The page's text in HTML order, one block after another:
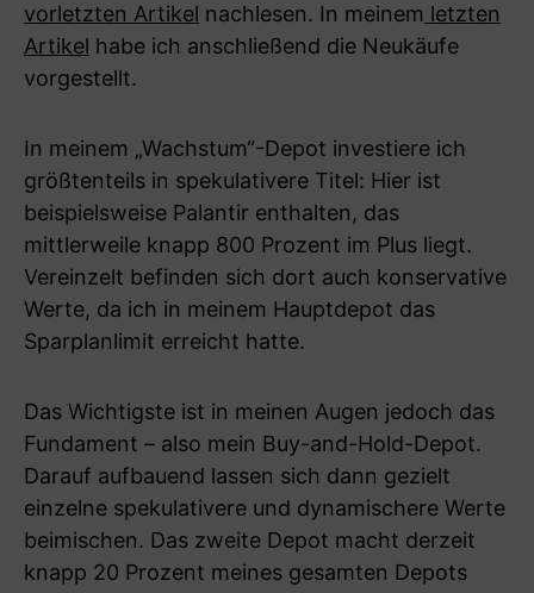
vorletzten Artikel nachlesen. In meinem letzten
Artikel habe ich anschließend die Neukäufe
vorgestellt.
In meinem „Wachstum“-Depot investiere ich
größtenteils in spekulativere Titel: Hier ist
beispielsweise Palantir enthalten, das
mittlerweile knapp 800 Prozent im Plus liegt.
Vereinzelt befinden sich dort auch konservative
Werte, da ich in meinem Hauptdepot das
Sparplanlimit erreicht hatte.
Das Wichtigste ist in meinen Augen jedoch das
Fundament – also mein Buy-and-Hold-Depot.
Darauf aufbauend lassen sich dann gezielt
einzelne spekulativere und dynamischere Werte
beimischen. Das zweite Depot macht derzeit
knapp 20 Prozent meines gesamten Depots